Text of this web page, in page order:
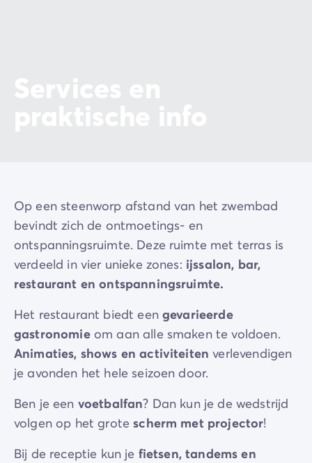
Op een steenworp afstand van het zwembad
bevindt zich de ontmoetings- en
ontspanningsruimte. Deze ruimte met terras is
verdeeld in vier unieke zones: ijssalon, bar,
restaurant en ontspanningsruimte.
Het restaurant biedt een gevarieerde
gastronomieom aan alle smaken te voldoen.
Animaties, shows en activiteitenverlevendigen
je avonden het hele seizoen door.
Ben je een voetbalfan? Dan kun je de wedstrijd
volgen op het grotescherm met projector!
Bij de receptie kun je fietsen, tandems en